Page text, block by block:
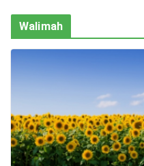
Walimah